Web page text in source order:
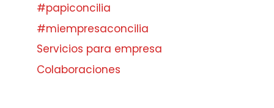
#papiconcilia
#miempresaconcilia
Servicios para empresa
Colaboraciones